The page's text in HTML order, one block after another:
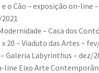
o Cão – exposição on-line
– Casa dos
20 – Viaduto das Artes –
Galeria Labyrinthus – dez/
line Eixo Arte